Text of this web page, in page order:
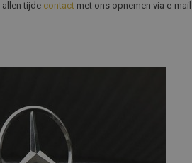
allen tijde contact met ons opnemen via e-